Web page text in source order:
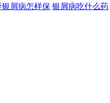
银屑病怎样保 银屑病吃什么药